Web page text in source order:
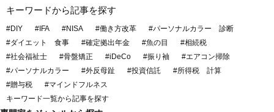
キーワードから記事を探す
#DIY #IFA #NISA #働き方改革
#パーソナルカラー 診断
#ダイエット 食事
#確定拠出年金 #魚の目
#相続税
#社会福祉士
#骨盤矯正 #iDeCo #振り袖
#エアコン掃除
#パーソナルカラー
#外反母趾 #投資信託
#所得税 計算
#贈与税
#マインドフルネス
キーワード一覧から記事を探す